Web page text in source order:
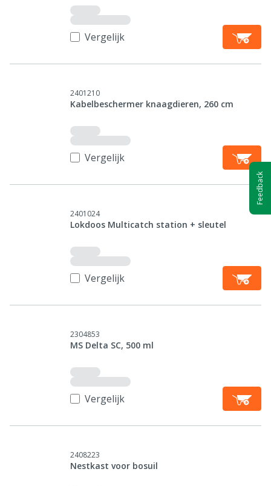
Vergelijk
2401210
Kabelbeschermer knaagdieren, 260 cm
Vergelijk
2401024
Lokdoos Multicatch station + sleutel
Vergelijk
2304853
MS Delta SC, 500 ml
Vergelijk
2408223
Nestkast voor bosuil
Feedback